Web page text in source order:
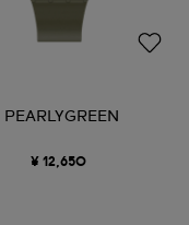
PEARLYGREEN
¥ 12,650